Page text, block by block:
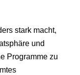
stark macht,
und
Programme zu